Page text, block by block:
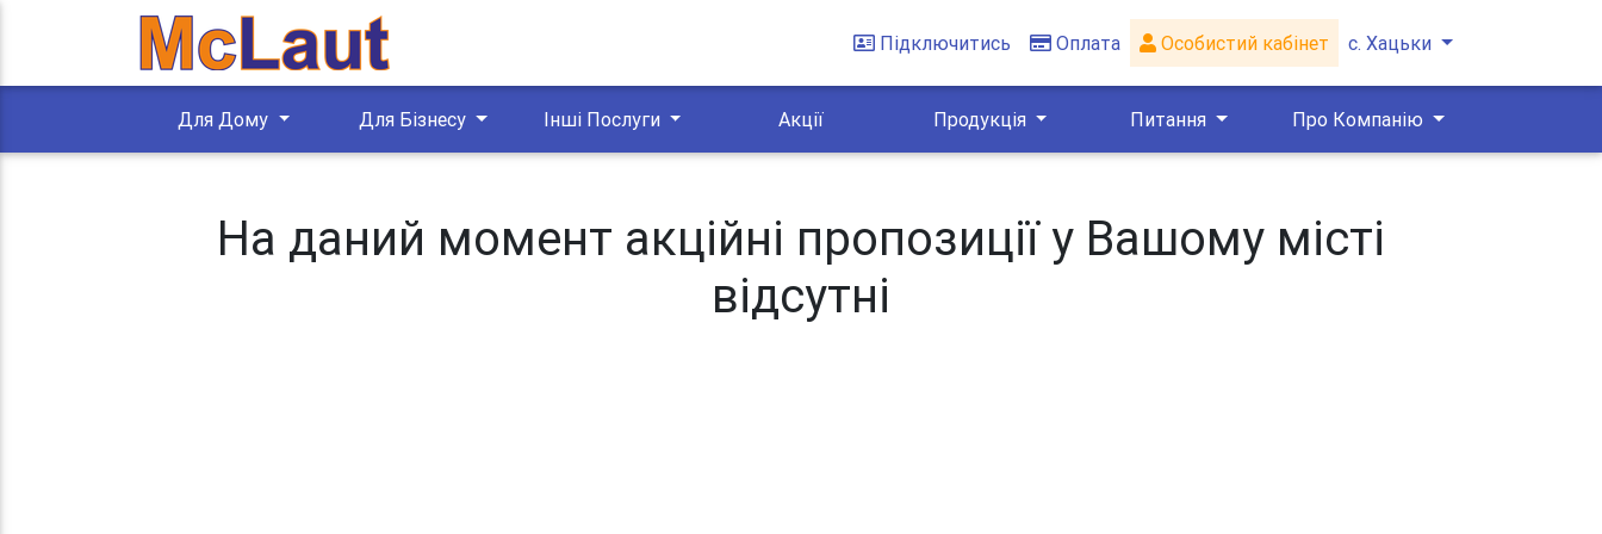
Підключитись Оплата Особистий кабінет с. Хацьки
Для Дому Для Бізнесу Інші Послуги Акції Продукція Питання Про Компанію
На даний момент акційні пропозиції у Вашому місті
відсутні